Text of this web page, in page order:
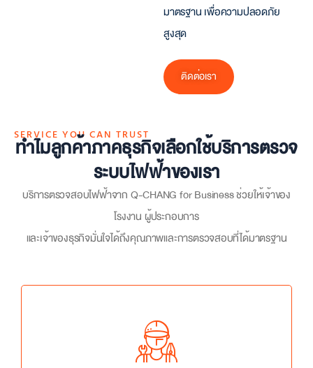
มาตรฐาน เพื่อความปลอดภัย
สูงสุด
ติดต่อเรา
SERVICE YOU CAN TRUST
ทำไมลูกค้าภาคธุรกิจเลือกใช้บริการตรวจ
ระบบไฟฟ้าของเรา
บริการตรวจสอบไฟฟ้าจาก Q-CHANG for Business ช่วยให้เจ้าของ
โรงงาน ผู้ประกอบการ
และเจ้าของธุรกิจมั่นใจได้ถึงคุณภาพและการตรวจสอบที่ได้มาตรฐาน